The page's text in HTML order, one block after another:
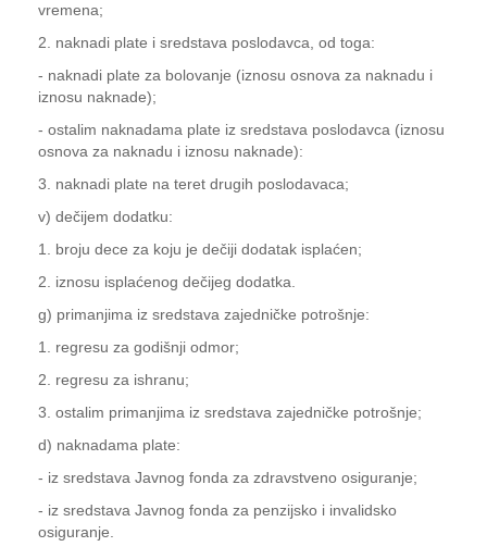
vremena;
2. naknadi plate i sredstava poslodavca, od toga:
- naknadi plate za bolovanje (iznosu osnova za naknadu i
iznosu naknade);
- ostalim naknadama plate iz sredstava poslodavca (iznosu
osnova za naknadu i iznosu naknade):
3. naknadi plate na teret drugih poslodavaca;
v) dečijem dodatku:
1. broju dece za koju je dečiji dodatak isplaćen;
2. iznosu isplaćenog dečijeg dodatka.
g) primanjima iz sredstava zajedničke potrošnje:
1. regresu za godišnji odmor;
2. regresu za ishranu;
3. ostalim primanjima iz sredstava zajedničke potrošnje;
d) naknadama plate:
- iz sredstava Javnog fonda za zdravstveno osiguranje;
- iz sredstava Javnog fonda za penzijsko i invalidsko
osiguranje.